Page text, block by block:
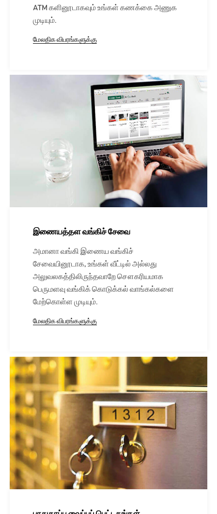
ATM களினூடாகவும் உங்கள் கணக்கை அணுக
முடியும்.
மேலதிக விபரங்களுக்கு
இணையத்தள வங்கிச் சேவை
அமானா வங்கி இணைய வங்கிச்
சேவையினூடாக, உங்கள் வீட்டில் அல்லது
அலுவலகத்திலிருந்தவாறே சௌகரியமாக
பெருமளவு வங்கிக் கொடுக்கல் வாங்கல்களை
மேற்கொள்ள முடியும்.
மேலதிக விபரங்களுக்கு